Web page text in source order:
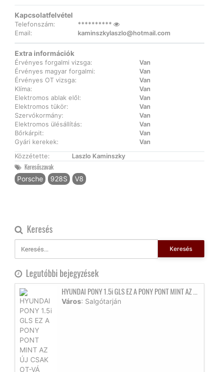
Kapcsolatfelvétel
Telefonszám:
**********
Email:
kaminszkylaszlo@hotmail.com
Extra információk
Érvényes forgalmi vizsga:
Van
Érvényes magyar forgalmi:
Van
Érvényes OT vizsga:
Van
Klíma:
Van
Elektromos ablak elől:
Van
Elektromos tükör:
Van
Szervókormány:
Van
Elektromos ülésállítás:
Van
Bőrkárpit:
Van
Gyári kerekek:
Van
Közzétette:
Laszlo Kaminszky
Keresőszavak
Porsche 928S V8
Keresés
Keresés
Legutóbbi bejegyzések
HYUNDAI PONY 1.5i GLS EZ A PONY PONT MINT AZ ...
Város: Salgótarján